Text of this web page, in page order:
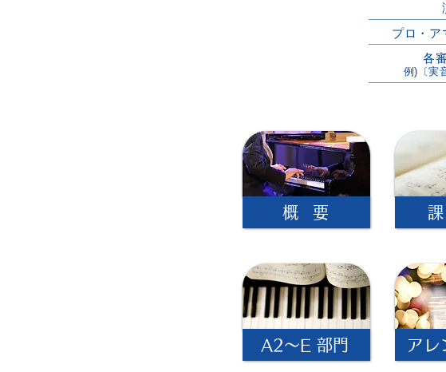
プロ・ア
各
例)〔実
概 要
A2〜E 部門 アレ